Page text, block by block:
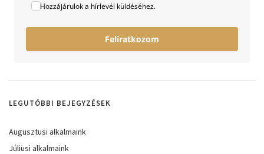
Hozzájárulok a hírlevél küldéséhez.
Feliratkozom
LEGUTÓBBI BEJEGYZÉSEK
Augusztusi alkalmaink
Júliusi alkalmaink